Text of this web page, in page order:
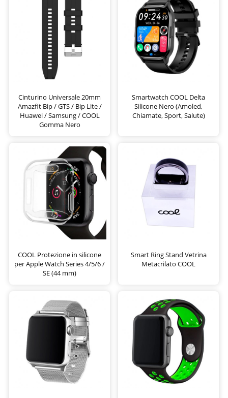
Cinturino Universale 20mm
Amazfit Bip / GTS / Bip Lite /
Huawei / Samsung / COOL
Gomma Nero
Smartwatch COOL Delta
Silicone Nero (Amoled,
Chiamate, Sport, Salute)
COOL Protezione in silicone
per Apple Watch Series 4/5/6 /
SE (44 mm)
Smart Ring Stand Vetrina
Metacrilato COOL